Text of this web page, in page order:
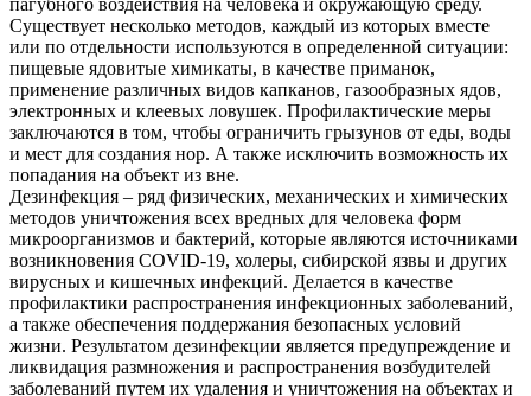
Существует несколько методов, каждый из которых вместе
или по отдельности используются в определенной ситуации:
пищевые ядовитые химикаты, в качестве приманок,
применение различных видов капканов, газообразных ядов,
электронных и клеевых ловушек. Профилактические меры
заключаются в том, чтобы ограничить грызунов от еды, воды
и мест для создания нор. А также исключить возможность их
попадания на объект из вне.
Дезинфекция – ряд физических, механических и химических
методов уничтожения всех вредных для человека форм
микроорганизмов и бактерий, которые являются источниками
возникновения COVID-19, холеры, сибирской язвы и других
вирусных и кишечных инфекций. Делается в качестве
профилактики распространения инфекционных заболеваний,
а также обеспечения поддержания безопасных условий
жизни. Результатом дезинфекции является предупреждение и
ликвидация размножения и распространения возбудителей
заболеваний путем их удаления и уничтожения на объектах и